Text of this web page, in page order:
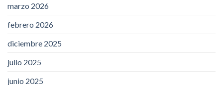
marzo 2026
febrero 2026
diciembre 2025
julio 2025
junio 2025